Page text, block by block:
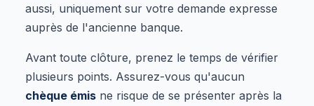
aussi, uniquement sur votre demande expresse
auprès de l'ancienne banque.
Avant toute clôture, prenez le temps de vérifier
plusieurs points. Assurez-vous qu'aucun
chèque émis ne risque de se présenter après la